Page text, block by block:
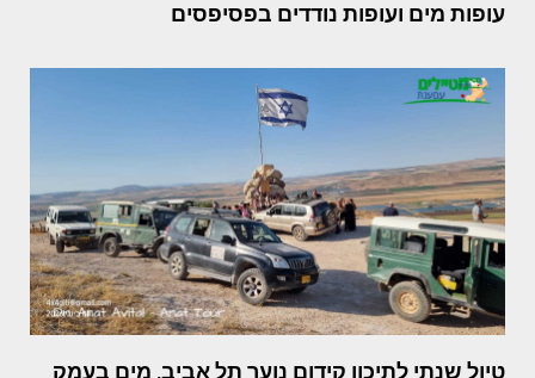
עופות מים ועופות נודדים בפסיפסים
טיול שנתי לתיכון קידום נוער תל אביב, מים בעמק